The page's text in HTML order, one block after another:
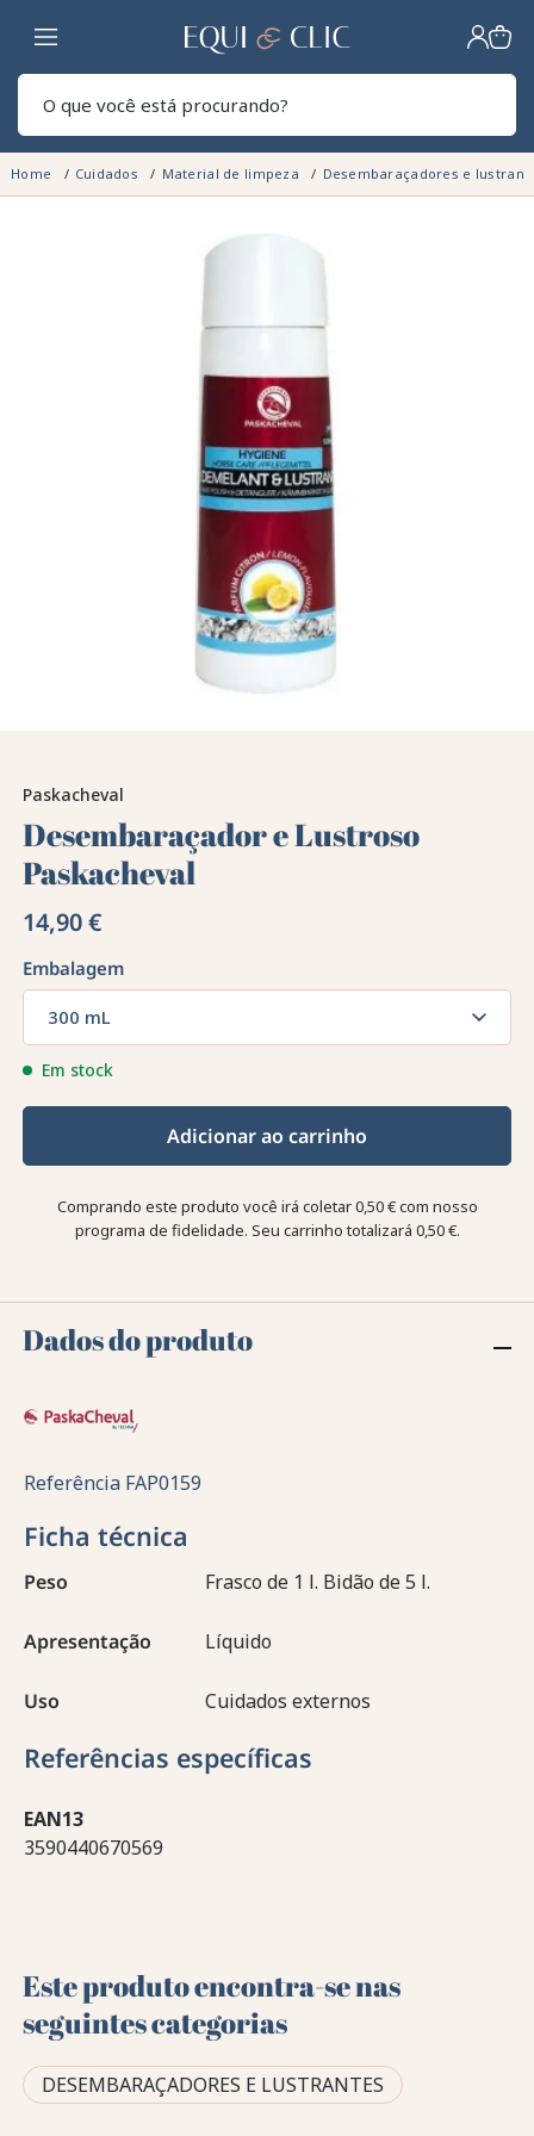
Lar
Home Cuidados Material de limpeza Desembaraçadores e
Paskacheval
Desembaraçador e Lustroso
Paskacheval
14,90 €
Embalagem
300 mL
Em stock
Adicionar ao carrinho
Comprando este produto você irá coletar0,50 €com nosso
programa de fidelidade. Seu carrinho totalizará 0,50 €.
Dados do produto
Referência FAP0159
Ficha técnica
Peso Frasco de 1 l. Bidão de 5 l.
Apresentação Líquido
Uso Cuidados externos
Referências específicas
EAN13
3590440670569
Este produto encontra-se nas
seguintes categorias
DESEMBARAÇADORES E LUSTRANTES